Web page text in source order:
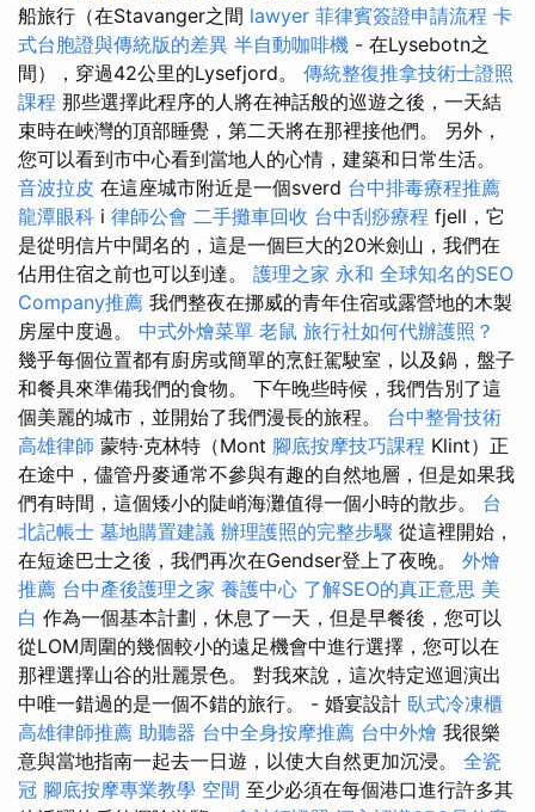
船旅行（在Stavanger之間 lawyer 菲律賓簽證申請流程 卡
式台胞證與傳統版的差異 半自動咖啡機 - 在Lysebotn之
間），穿過42公里的Lysefjord。 傳統整復推拿技術士證照
課程 那些選擇此程序的人將在神話般的巡遊之後，一天結
束時在峽灣的頂部睡覺，第二天將在那裡接他們。 另外，
您可以看到市中心看到當地人的心情，建築和日常生活。
音波拉皮 在這座城市附近是一個sverd 台中排毒療程推薦
龍潭眼科 i 律師公會 二手攤車回收 台中刮痧療程 fjell，它
是從明信片中聞名的，這是一個巨大的20米劍山，我們在
佔用住宿之前也可以到達。 護理之家 永和 全球知名的SEO
Company推薦 我們整夜在挪威的青年住宿或露營地的木製
房屋中度過。 中式外燴菜單 老鼠 旅行社如何代辦護照？
幾乎每個位置都有廚房或簡單的烹飪駕駛室，以及鍋，盤子
和餐具來準備我們的食物。 下午晚些時候，我們告別了這
個美麗的城市，並開始了我們漫長的旅程。 台中整骨技術
高雄律師 蒙特·克林特（Mont 腳底按摩技巧課程 Klint）正
在途中，儘管丹麥通常不參與有趣的自然地層，但是如果我
們有時間，這個矮小的陡峭海灘值得一個小時的散步。 台
北記帳士 墓地購置建議 辦理護照的完整步驟 從這裡開始，
在短途巴士之後，我們再次在Gendser登上了夜晚。 外燴
推薦 台中產後護理之家 養護中心 了解SEO的真正意思 美
白 作為一個基本計劃，休息了一天，但是早餐後，您可以
從LOM周圍的幾個較小的遠足機會中進行選擇，您可以在
那裡選擇山谷的壯麗景色。 對我來說，這次特定巡迴演出
中唯一錯過的是一個不錯的旅行。 - 婚宴設計 臥式冷凍櫃
高雄律師推薦 助聽器 台中全身按摩推薦 台中外燴 我很樂
意與當地指南一起去一日遊，以使大自然更加沉浸。 全瓷
冠 腳底按摩專業教學 空間 至少必須在每個港口進行許多其